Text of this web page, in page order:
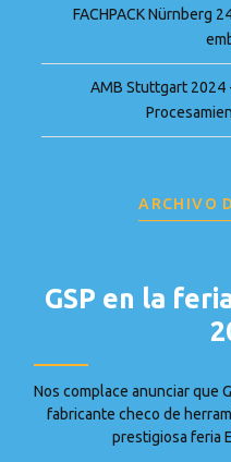
FACHPACK Nürnberg
AMB Stuttgart 2024
ARCHIVO
GSP en la
Nos complace anunciar que
fabricante checo de
prestigiosa feria